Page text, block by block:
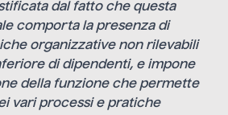
dal fatto che questa
comporta la presenza di
organizzative non rilevabili
di dipendenti, e impone
della funzione che permette
vari processi e pratiche